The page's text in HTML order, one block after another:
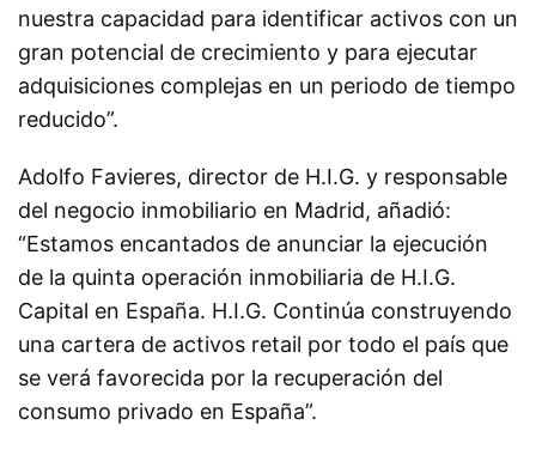
nuestra capacidad para identificar activos con un
gran potencial de crecimiento y para ejecutar
adquisiciones complejas en un periodo de tiempo
reducido”.
Adolfo Favieres, director de H.I.G. y responsable
del negocio inmobiliario en Madrid, añadió:
“Estamos encantados de anunciar la ejecución
de la quinta operación inmobiliaria de H.I.G.
Capital en España. H.I.G. Continúa construyendo
una cartera de activos retail por todo el país que
se verá favorecida por la recuperación del
consumo privado en España”.